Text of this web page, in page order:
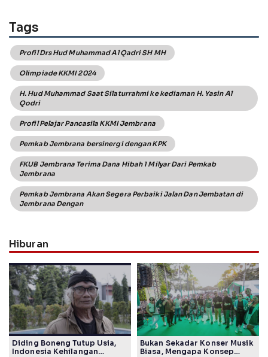
Tags
Profil Drs Hud Muhammad Al Qadri SH MH
Olimpiade KKMI 2024
H. Hud Muhammad Saat Silaturrahmi ke kediaman H. Yasin Al
Qodri
Profil Pelajar Pancasila KKMI Jembrana
Pemkab Jembrana bersinergi dengan KPK
FKUB Jembrana Terima Dana Hibah 1 Milyar Dari Pemkab
Jembrana
Pemkab Jembrana Akan Segera Perbaiki Jalan Dan Jembatan di
Jembrana Dengan
Hiburan
Diding Boneng Tutup Usia,
Indonesia Kehilangan
Bukan Sekadar Konser Musik
Biasa, Mengapa Konsep